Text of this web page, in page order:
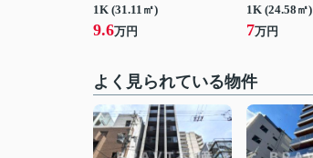
1K (31.11㎡)
9.6万円
1K (24.58㎡)
7万円
よく見られている物件